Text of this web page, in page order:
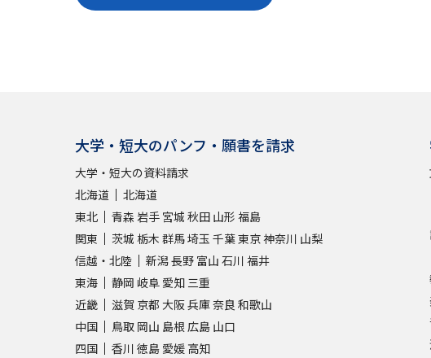
大学・短大のパンフ・願書を請求
大学・短大の資料請求
北海道
北海道
東北
青森 岩手 宮城 秋田 山形 福島
関東
茨城 栃木 群馬埼玉 千葉東京神奈川 山梨
信越・北陸
新潟長野 富山 石川 福井
東海
静岡 岐阜 愛知 三重
近畿
滋賀 京都 大阪兵庫奈良 和歌山
中国
鳥取 岡山 島根 広島 山口
四国
香川 徳島 愛媛 高知